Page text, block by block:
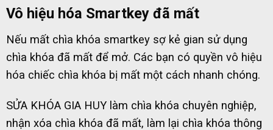
Vô hiệu hóa Smartkey đã mất
Nếu mất chìa khóa smartkey sợ kẻ gian sử dụng
chìa khóa đã mất để mở. Các bạn có quyền vô hiệu
hóa chiếc chìa khóa bị mất một cách nhanh chóng.
SỬA KHÓA GIA HUY làm chìa khóa chuyên nghiệp,
nhận xóa chìa khóa đã mất, làm lại chìa khóa thông